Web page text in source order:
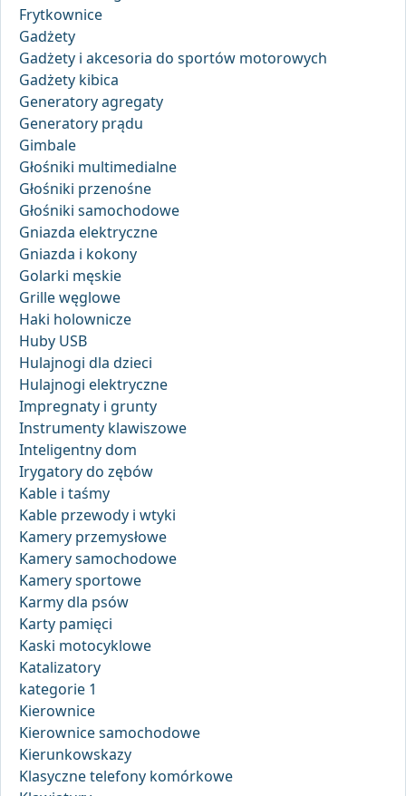
Frytkownice
Gadżety
Gadżety i akcesoria do sportów motorowych
Gadżety kibica
Generatory agregaty
Generatory prądu
Gimbale
Głośniki multimedialne
Głośniki przenośne
Głośniki samochodowe
Gniazda elektryczne
Gniazda i kokony
Golarki męskie
Grille węglowe
Haki holownicze
Huby USB
Hulajnogi dla dzieci
Hulajnogi elektryczne
Impregnaty i grunty
Instrumenty klawiszowe
Inteligentny dom
Irygatory do zębów
Kable i taśmy
Kable przewody i wtyki
Kamery przemysłowe
Kamery samochodowe
Kamery sportowe
Karmy dla psów
Karty pamięci
Kaski motocyklowe
Katalizatory
kategorie 1
Kierownice
Kierownice samochodowe
Kierunkowskazy
Klasyczne telefony komórkowe